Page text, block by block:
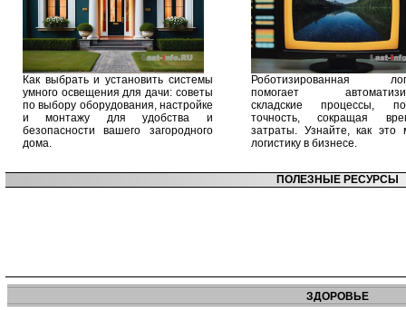
Как выбрать и установить системы
умного освещения для дачи: советы
по выбору оборудования, настройке
и монтажу для удобства и
безопасности вашего загородного
дома.
Роботизированная
помогает
складские процессы,
точность, сокращая
затраты. Узнайте, как это
логистику в бизнесе.
ПОЛЕЗНЫЕ РЕСУРСЫ
ЗДОРОВЬЕ